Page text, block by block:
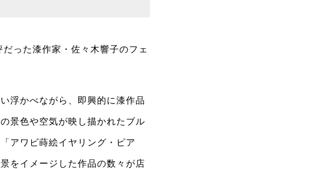
った漆作家・佐々木響子のフェ
浮かべながら、即興的に漆作品
景色や空気が映し描かれたブル
アワビ蒔絵イヤリング・ピア
をイメージした作品の数々が店